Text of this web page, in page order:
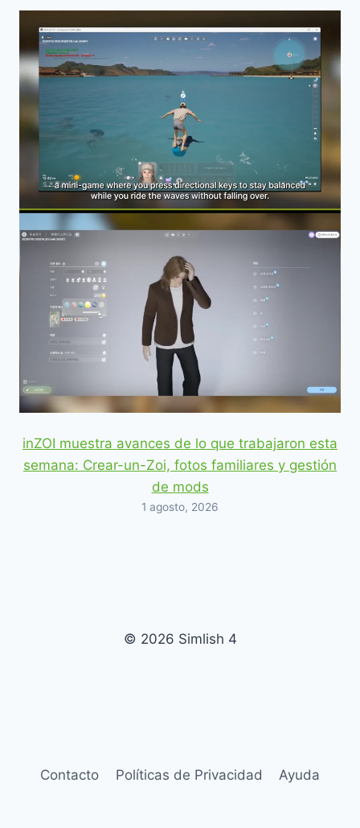
inZOI muestra avances de lo que trabajaron esta
semana: Crear-un-Zoi, fotos familiares y gestión
de mods
1 agosto, 2026
© 2026 Simlish 4
Contacto Políticas de Privacidad Ayuda